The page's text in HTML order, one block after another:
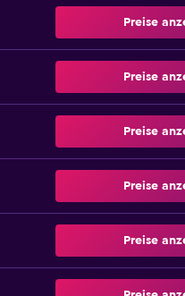
Preise
Preise
Preise
Preise
Preise